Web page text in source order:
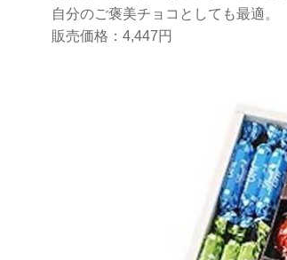
自分のご褒美チョコとしても最適。
販売価格：4,447円